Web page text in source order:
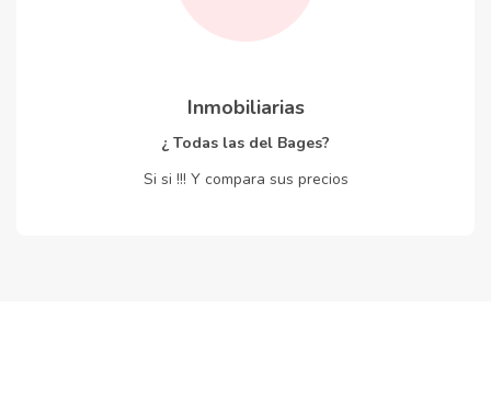
Inmobiliarias
¿ Todas las del Bages?
Si si !!! Y compara sus precios